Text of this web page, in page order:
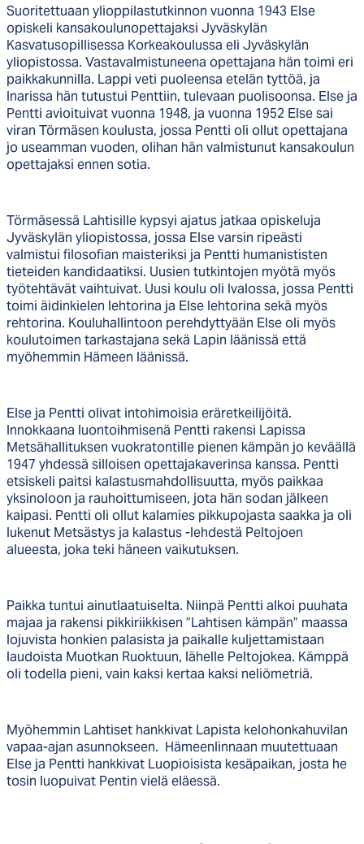
Suoritettuaan ylioppilastutkinnon vuonna 1943 Else
opiskeli kansakoulunopettajaksi Jyväskylän
Kasvatusopillisessa Korkeakoulussa eli Jyväskylän
yliopistossa. Vastavalmistuneena opettajana hän toimi eri
paikkakunnilla. Lappi veti puoleensa etelän tyttöä, ja
Inarissa hän tutustui Penttiin, tulevaan puolisoonsa. Else ja
Pentti avioituivat vuonna 1948, ja vuonna 1952 Else sai
viran Törmäsen koulusta, jossa Pentti oli ollut opettajana
jo useamman vuoden, olihan hän valmistunut kansakoulun
opettajaksi ennen sotia.
Törmäsessä Lahtisille kypsyi ajatus jatkaa opiskeluja
Jyväskylän yliopistossa, jossa Else varsin ripeästi
valmistui filosofian maisteriksi ja Pentti humanististen
tieteiden kandidaatiksi. Uusien tutkintojen myötä myös
työtehtävät vaihtuivat. Uusi koulu oli Ivalossa, jossa Pentti
toimi äidinkielen lehtorina ja Else lehtorina sekä myös
rehtorina. Kouluhallintoon perehdyttyään Else oli myös
koulutoimen tarkastajana sekä Lapin läänissä että
myöhemmin Hämeen läänissä.
Else ja Pentti olivat intohimoisia eräretkeilijöitä.
Innokkaana luontoihmisenä Pentti rakensi Lapissa
Metsähallituksen vuokratontille pienen kämpän jo keväällä
1947 yhdessä silloisen opettajakaverinsa kanssa. Pentti
etsiskeli paitsi kalastusmahdollisuutta, myös paikkaa
yksinoloon ja rauhoittumiseen, jota hän sodan jälkeen
kaipasi. Pentti oli ollut kalamies pikkupojasta saakka ja oli
lukenut Metsästys ja kalastus -lehdestä Peltojoen
alueesta, joka teki häneen vaikutuksen.
Paikka tuntui ainutlaatuiselta. Niinpä Pentti alkoi puuhata
majaa ja rakensi pikkiriikkisen ”Lahtisen kämpän” maassa
lojuvista honkien palasista ja paikalle kuljettamistaan
laudoista Muotkan Ruoktuun, lähelle Peltojokea. Kämppä
oli todella pieni, vain kaksi kertaa kaksi neliömetriä.
Myöhemmin Lahtiset hankkivat Lapista kelohonkahuvilan
vapaa-ajan asunnokseen. Hämeenlinnaan muutettuaan
Else ja Pentti hankkivat Luopioisista kesäpaikan, josta he
tosin luopuivat Pentin vielä eläessä.